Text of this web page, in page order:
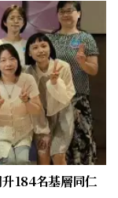
184名基層同仁